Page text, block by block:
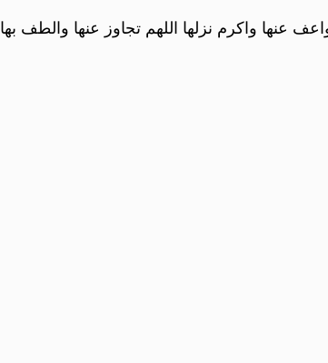
عنها واكرم نزلها اللهم تجاوز عنها والطف بها